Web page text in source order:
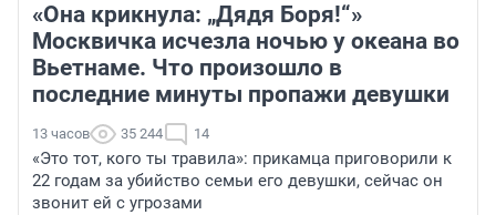
«Она крикнула: „Дядя Боря!“»
Москвичка исчезла ночью у океана во
Вьетнаме. Что произошло в
последние минуты пропажи девушки
13 часов 35 244 14
«Это тот, кого ты травила»: прикамца приговорили к
22 годам за убийство семьи его девушки, сейчас он
звонит ей с угрозами